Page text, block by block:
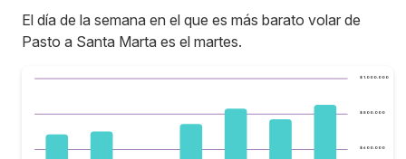
El día de la semana en el que es más barato volar de
Pasto a Santa Marta es el martes.
$ 600.000
$ 800.000
$ 1.000.000